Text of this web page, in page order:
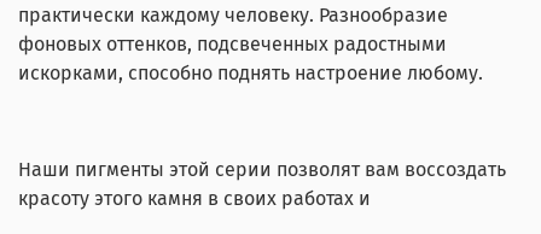
практически каждому человеку. Разнообразие
фоновых оттенков, подсвеченных радостными
искорками, способно поднять настроение любому.
Наши пигменты этой серии позволят вам воссоздать
красоту этого камня в своих работах и